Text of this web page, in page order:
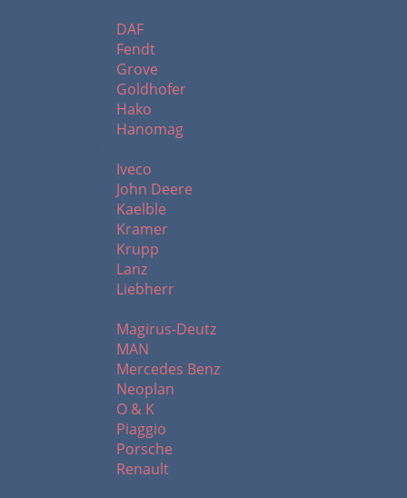
DAF
Fendt
Grove
Goldhofer
Hako
Hanomag
Iveco
John Deere
Kaelble
Kramer
Krupp
Lanz
Liebherr
Magirus-Deutz
MAN
Mercedes Benz
Neoplan
O & K
Piaggio
Porsche
Renault